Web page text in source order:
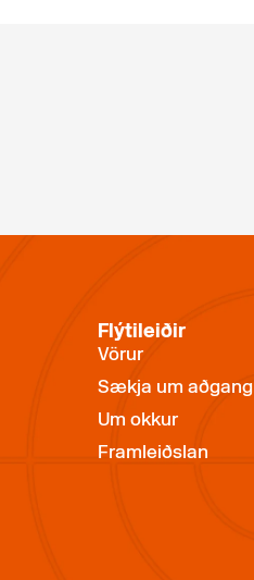
Flýtileiðir
Vörur
Sækja um aðgang
Um okkur
Framleiðslan